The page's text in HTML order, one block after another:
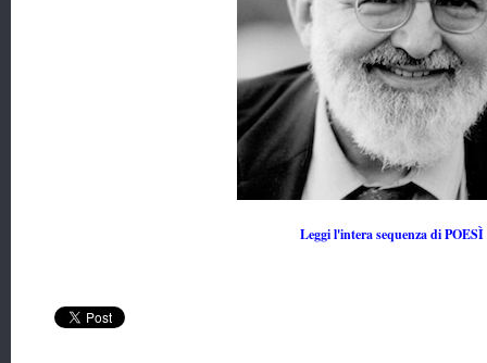
Leggi l'intera sequenza di POESÌ